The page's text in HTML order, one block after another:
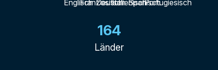
164
Länder